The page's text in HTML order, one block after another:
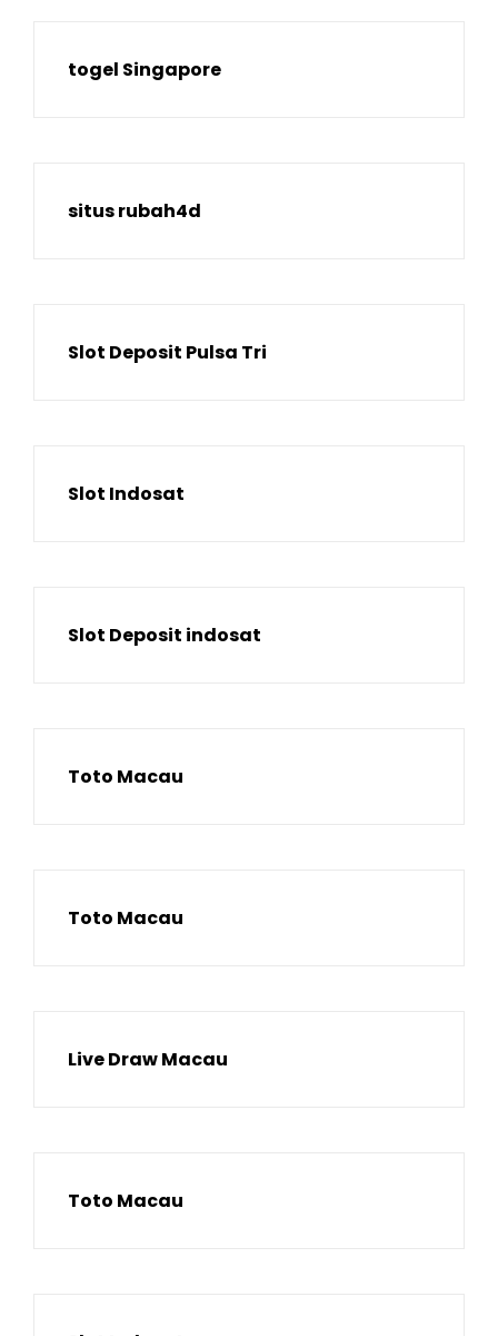
togel Singapore
situs rubah4d
Slot Deposit Pulsa Tri
Slot Indosat
Slot Deposit indosat
Toto Macau
Toto Macau
Live Draw Macau
Toto Macau